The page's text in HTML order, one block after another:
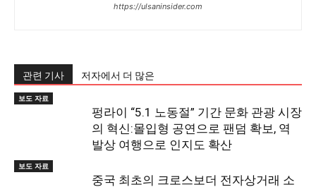
https://ulsaninsider.com
관련 기사 저자에서 더 많은
보도 자료
펑라이 “5.1 노동절” 기간 문화 관광 시장
의 혁신:몰입형 공연으로 팬덤 확보, 역
발상 여행으로 인지도 확산
보도 자료
중국 최초의 크로스보더 전자상거래 소